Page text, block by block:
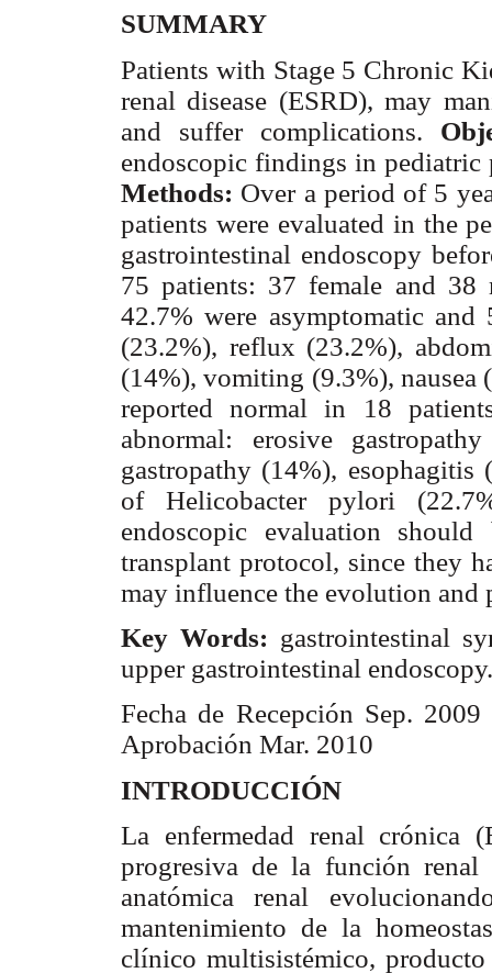
SUMMARY
Patients with Stage 5 Chronic
renal disease (ESRD), may
and suffer complications.
endoscopic findings in
Methods: Over a period of 5
patients were evaluated in the
gastrointestinal endoscopy
75 patients: 37 female and
42.7% were asymptomatic and
(23.2%), reflux (23.2%),
(14%), vomiting (9.3%), nausea
reported normal in 18
abnormal: erosive
gastropathy (14%), esophagitis
of Helicobacter pylori
endoscopic evaluation
transplant protocol, since they
may influence the evolution and
Key Words: gastrointestinal
upper gastrointestinal endoscopy.
Fecha de Recepción Sep.
Aprobación Mar. 2010
INTRODUCCIÓN
La enfermedad renal crónica
progresiva de la función renal
anatómica renal
mantenimiento de la
clínico multisistémico,